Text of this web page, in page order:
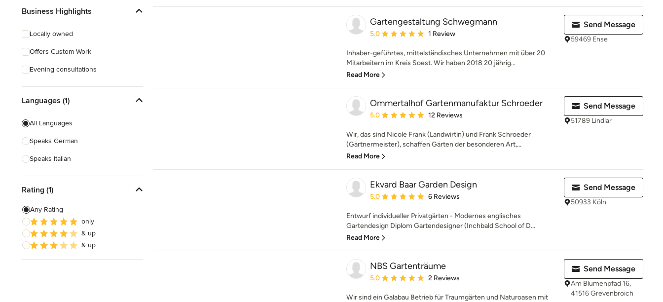
Business Highlights
Locally owned
Offers Custom Work
Evening consultations
Languages (1)
All Languages
Speaks German
Speaks Italian
Rating (1)
Any Rating
only
& up
& up
Gartengestaltung Schwegmann
Average rating: 5 out of 5 stars
5.0 1 Review
Inhaber-geführtes, mittelständisches Unternehmen mit über 20
Mitarbeitern im Kreis Soest. Wir haben 2018 20 jährig...
Read More
Send Message
59469 Ense
Ommertalhof Gartenmanufaktur Schroeder
Average rating: 5 out of 5 stars
5.0 12 Reviews
Wir, das sind Nicole Frank (Landwirtin) und Frank Schroeder
(Gärtnermeister), schaffen Gärten der besonderen Art,...
Read More
Send Message
51789 Lindlar
Ekvard Baar Garden Design
Average rating: 5 out of 5 stars
5.0 6 Reviews
Entwurf individueller Privatgärten - Modernes englisches
Gartendesign Diplom Gartendesigner (Inchbald School of D...
Read More
Send Message
50933 Köln
NBS Gartenträume
Average rating: 5 out of 5 stars
5.0 2 Reviews
Wir sind ein Galabau Betrieb für Traumgärten und Naturoasen mit
Send Message
Am Blumenpfad 16,
41516 Grevenbroich